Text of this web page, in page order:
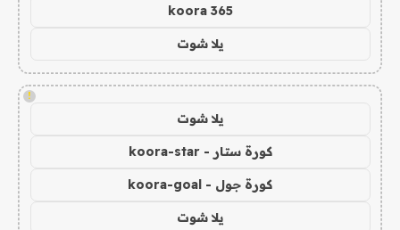
koora 365
يلا شوت
!
يلا شوت
كورة ستار - koora-star
كورة جول - koora-goal
يلا شوت